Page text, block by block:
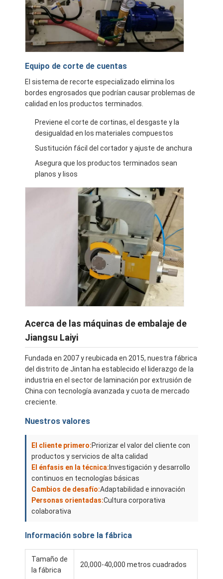
Equipo de corte de cuentas
El sistema de recorte especializado elimina los
bordes engrosados que podrían causar problemas de
calidad en los productos terminados.
Previene el corte de cortinas, el desgaste y la
desigualdad en los materiales compuestos
Sustitución fácil del cortador y ajuste de anchura
Asegura que los productos terminados sean
planos y lisos
Acerca de las máquinas de embalaje de
Jiangsu Laiyi
Fundada en 2007 y reubicada en 2015, nuestra fábrica
del distrito de Jintan ha establecido el liderazgo de la
industria en el sector de laminación por extrusión de
China con tecnología avanzada y cuota de mercado
creciente.
Nuestros valores
El cliente primero:Priorizar el valor del cliente con
productos y servicios de alta calidad
El énfasis en la técnica: Investigación y desarrollo
continuos en tecnologías básicas
Cambios de desafío:Adaptabilidad e innovación
Personas orientadas:Cultura corporativa
colaborativa
Información sobre la fábrica
Tamaño de
la fábrica
20,000-40,000 metros cuadrados